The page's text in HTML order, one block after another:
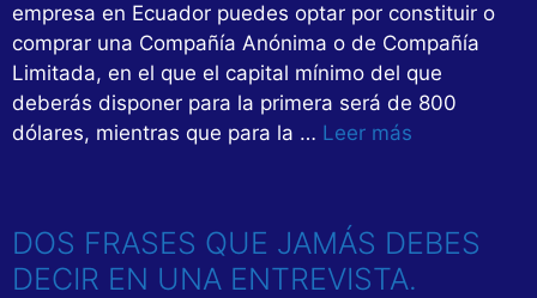
empresa en Ecuador puedes optar por constituir o
comprar una Compañía Anónima o de Compañía
Limitada, en el que el capital mínimo del que
deberás disponer para la primera será de 800
dólares, mientras que para la … Leer más
DOS FRASES QUE JAMÁS DEBES
DECIR EN UNA ENTREVISTA.